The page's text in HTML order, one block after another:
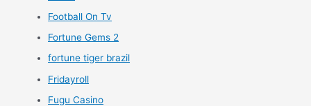
Football On Tv
Fortune Gems 2
fortune tiger brazil
Fridayroll
Fugu Casino